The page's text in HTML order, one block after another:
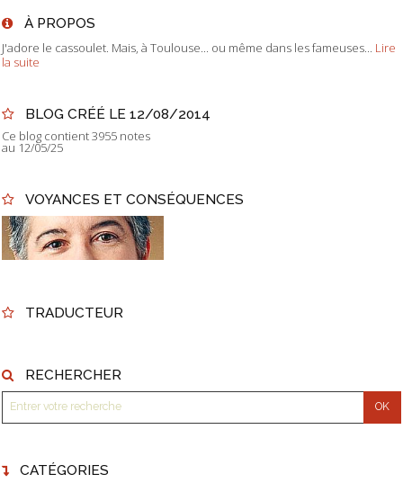
À PROPOS
J'adore le cassoulet. Mais, à Toulouse... ou même dans les fameuses...
Lire
la suite
BLOG CRÉÉ LE 12/08/2014
Ce blog contient 3955 notes
au 12/05/25
VOYANCES ET CONSÉQUENCES
TRADUCTEUR
RECHERCHER
CATÉGORIES